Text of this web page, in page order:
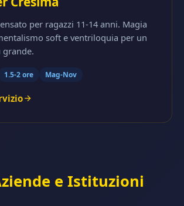
per ragazzi 11-14 anni. Magia
soft e ventriloquia per un
1.5-2 ore Mag-Nov
e Istituzioni